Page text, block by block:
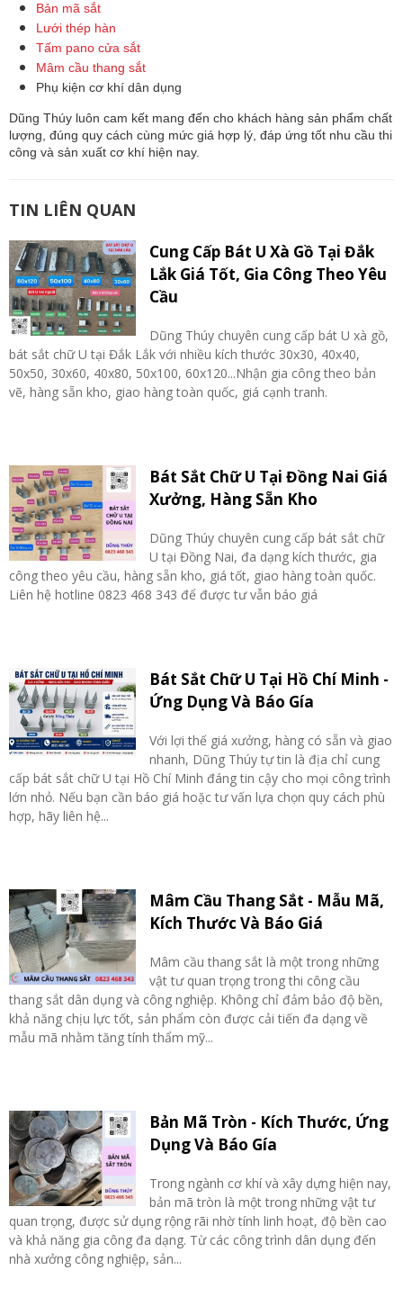
Bản mã sắt
Lưới thép hàn
Tấm pano cửa sắt
Mâm cầu thang sắt
Phụ kiện cơ khí dân dụng
Dũng Thúy luôn cam kết mang đến cho khách hàng sản phẩm chất
lượng, đúng quy cách cùng mức giá hợp lý, đáp ứng tốt nhu cầu thi
công và sản xuất cơ khí hiện nay.
TIN LIÊN QUAN
Cung Cấp Bát U Xà Gồ Tại Đắk
Lắk Giá Tốt, Gia Công Theo Yêu
Cầu
Dũng Thúy chuyên cung cấp bát U xà gồ,
bát sắt chữ U tại Đắk Lắk với nhiều kích thước 30x30, 40x40,
50x50, 30x60, 40x80, 50x100, 60x120...Nhận gia công theo bản
vẽ, hàng sẵn kho, giao hàng toàn quốc, giá cạnh tranh.
Bát Sắt Chữ U Tại Đồng Nai Giá
Xưởng, Hàng Sẵn Kho
Dũng Thúy chuyên cung cấp bát sắt chữ
U tại Đồng Nai, đa dạng kích thước, gia
công theo yêu cầu, hàng sẵn kho, giá tốt, giao hàng toàn quốc.
Liên hệ hotline 0823 468 343 để được tư vẫn báo giá
Bát Sắt Chữ U Tại Hồ Chí Minh -
Ứng Dụng Và Báo Gía
Với lợi thế giá xưởng, hàng có sẵn và giao
nhanh, Dũng Thúy tự tin là địa chỉ cung
cấp bát sắt chữ U tại Hồ Chí Minh đáng tin cậy cho mọi công trình
lớn nhỏ. Nếu bạn cần báo giá hoặc tư vấn lựa chọn quy cách phù
hợp, hãy liên hệ...
Mâm Cầu Thang Sắt - Mẫu Mã,
Kích Thước Và Báo Giá
Mâm cầu thang sắt là một trong những
vật tư quan trọng trong thi công cầu
thang sắt dân dụng và công nghiệp. Không chỉ đảm bảo độ bền,
khả năng chịu lực tốt, sản phẩm còn được cải tiến đa dạng về
mẫu mã nhằm tăng tính thẩm mỹ...
Bản Mã Tròn - Kích Thước, Ứng
Dụng Và Báo Gía
Trong ngành cơ khí và xây dựng hiện nay,
bản mã tròn là một trong những vật tư
quan trọng, được sử dụng rộng rãi nhờ tính linh hoạt, độ bền cao
và khả năng gia công đa dạng. Từ các công trình dân dụng đến
nhà xưởng công nghiệp, sản...